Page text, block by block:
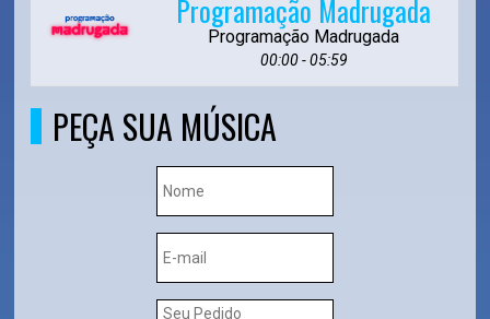
Programação Madrugada
Programação Madrugada
00:00 - 05:59
PEÇA SUA MÚSICA